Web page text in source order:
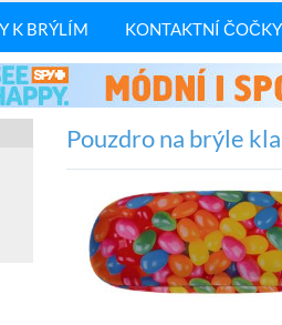
K BRÝLÍM KONTAKTNÍ ČOČKY
Pouzdro na brýle